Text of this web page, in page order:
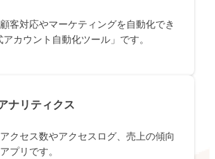
客対応やマーケティングを自動化でき
カウント自動化ツール」です。
ナリティクス
クセス数やアクセスログ、売上の傾向
プリです。